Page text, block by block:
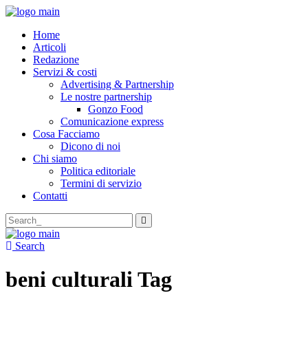
Home
Articoli
Redazione
Servizi & costi
Advertising & Partnership
Le nostre partnership
Gonzo Food
Comunicazione express
Cosa Facciamo
Dicono di noi
Chi siamo
Politica editoriale
Termini di servizio
Contatti
Search
for:
Search
beni culturali Tag